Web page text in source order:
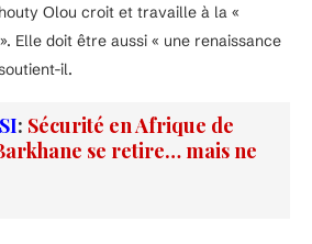
Olou croit et travaille à la «
Elle doit être aussi « une renaissance
il.
: Sécurité en Afrique de
se retire… mais ne